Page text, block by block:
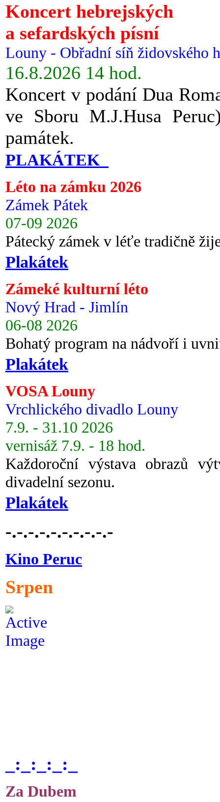
Koncert hebrejských
a sefardských písní
Louny - Obřadní síň židovského
16.8.2026 14 hod.
Koncert v podání Dua
ve Sboru M.J.Husa
památek.
PLAKÁTEK
Léto na zámku 2026
Zámek Pátek
07-09 2026
Pátecký zámek v léťe tradičně
Plakátek
Zámeké kulturní léto
Nový Hrad - Jimlín
06-08 2026
Bohatý program na nádvoří i
Plakátek
VOSA Louny
Vrchlického divadlo Louny
7.9. - 31.10 2026
vernisáž 7.9. - 18 hod.
Každoroční výstava obrazů
divadelní sezonu.
Plakátek
-.-.-.-.-.-.-.-.-.-
Kino Peruc
Srpen
_:_:_:_:_
Za Dubem